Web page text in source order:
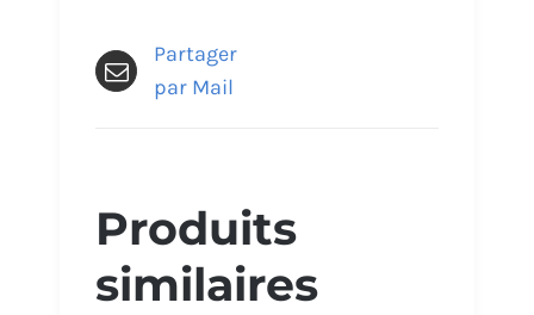
Partager
par Mail
Produits
similaires